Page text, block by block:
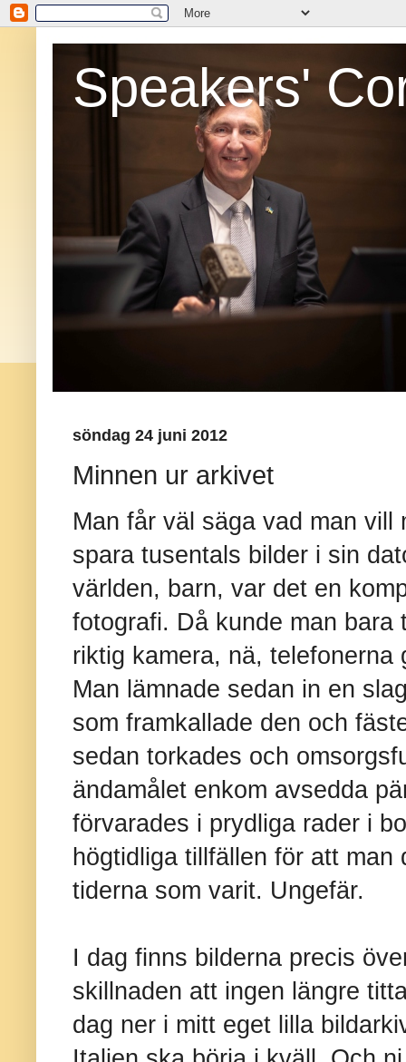
Speakers'
söndag 24 juni 2012
Minnen ur arkivet
Man får väl säga vad man
spara tusentals bilder i sin
världen, barn, var det en
fotografi. Då kunde man bara
riktig kamera, nä,
Man lämnade sedan in en
som framkallade den och
sedan torkades och
ändamålet enkom avsedda
förvarades i prydliga rader i
högtidliga tillfällen för att
tiderna som varit. Ungefär.
I dag finns bilderna precis
skillnaden att ingen längre
dag ner i mitt eget lilla